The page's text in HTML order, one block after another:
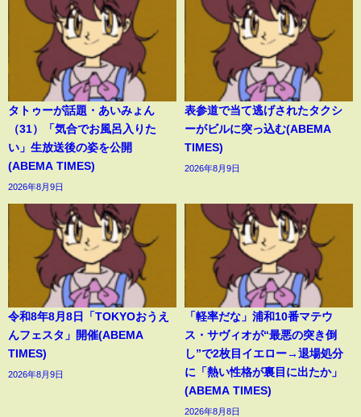
タトゥーが話題・あいみょん
（31）「気合でお風呂入りた
い」生放送後の姿を公開
(ABEMA TIMES)
2026年8月9日
表参道で当て逃げされたタクシ
ーがビルに突っ込む(ABEMA
TIMES)
2026年8月9日
令和8年8月8日「TOKYOおうえ
んフェスタ」開催(ABEMA
TIMES)
2026年8月9日
「軽率だな」浦和10番マテウ
ス・サヴィオが“最悪の突き倒
し”で2枚目イエロー→退場処分
に「熱い性格が裏目に出たか」
(ABEMA TIMES)
2026年8月8日